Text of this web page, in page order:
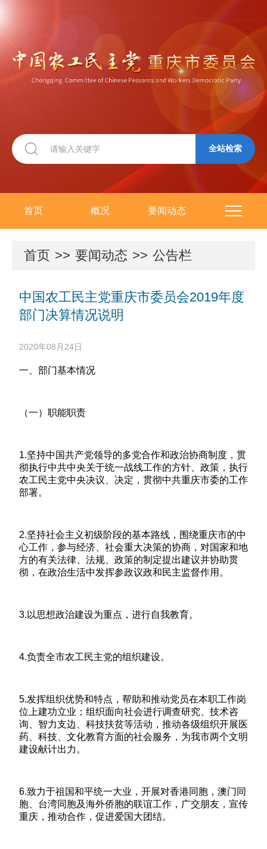
全站检索
首页 概况 要闻动态
学习研究
首页 >> 要闻动态 >> 公告栏
中国农工民主党重庆市委员会2019年度
部门决算情况说明
2020年08月24日
一、部门基本情况
（一）职能职责
1.坚持中国共产党领导的多党合作和政治协商制度，贯
彻执行中共中央关于统一战线工作的方针、政策，执行
农工民主党中央决议、决定，贯彻中共重庆市委的工作
部署。
2.坚持社会主义初级阶段的基本路线，围绕重庆市的中
心工作，参与经济、社会重大决策的协商，对国家和地
方的有关法律、法规、政策的制定提出建议并协助贯
彻，在政治生活中发挥参政议政和民主监督作用。
3.以思想政治建设为重点，进行自我教育。
4.负责全市农工民主党的组织建设。
5.发挥组织优势和特点，帮助和推动党员在本职工作岗
位上建功立业；组织面向社会进行调查研究、技术咨
询、智力支边、科技扶贫等活动，推动各级组织开展医
药、科技、文化教育方面的社会服务，为我市两个文明
建设献计出力。
6.致力于祖国和平统一大业，开展对香港同胞，澳门同
胞、台湾同胞及海外侨胞的联谊工作，广交朋友，宣传
重庆，推动合作，促进爱国大团结。